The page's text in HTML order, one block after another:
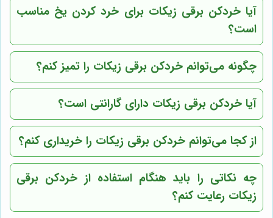
آیا خردکن برقی زیکات برای خرد کردن یخ مناسب
است؟
چگونه می‌توانم خردکن برقی زیکات را تمیز کنم؟
آیا خردکن برقی زیکات دارای گارانتی است؟
از کجا می‌توانم خردکن برقی زیکات را خریداری کنم؟
چه نکاتی را باید هنگام استفاده از خردکن برقی
زیکات رعایت کنم؟